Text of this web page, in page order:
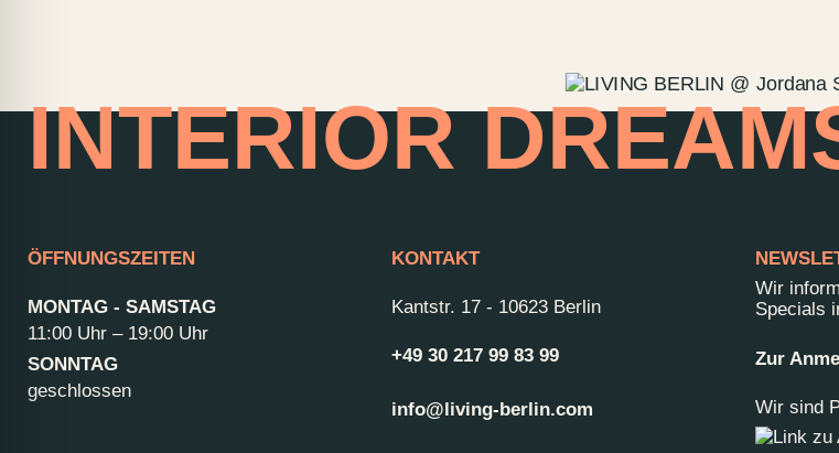
HOME OF
INTERIOR
ÖFFNUNGSZEITEN
MONTAG - SAMSTAG
11:00 Uhr – 19:00 Uhr
SONNTAG
geschlossen
KONTAKT
Kantstr. 17- 10623 Berlin
+49 30 217 99 83 99
info@living-berlin.com
Wir
Specials
Zur
Wir sind